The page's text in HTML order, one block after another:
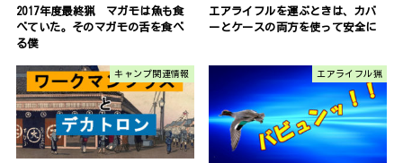
2017年度最終猟 マガモは魚も食
べていた。そのマガモの舌を食べ
る僕
エアライフルを運ぶときは、カバ
ーとケースの両方を使って安全に
キャンプ関連情報 エアライフル猟